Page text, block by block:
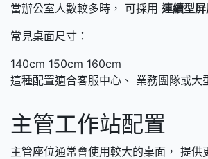
當辦公室人數較多時， 可採用 連續型
常見桌面尺寸：
140cm 150cm 160cm
這種配置適合客服中心、 業務團隊或大
主管工作站配置
主管座位通常會使用較大的桌面， 提供